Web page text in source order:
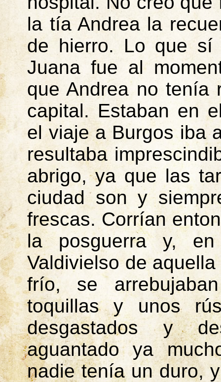
la tía Andrea la
de hierro. Lo que sí
Juana fue al
que Andrea no tenía
capital. Estaban en
el viaje a Burgos iba
resultaba
abrigo, ya que las
ciudad son y
frescas. Corrían
la posguerra y,
Valdivielso de
frío, se
toquillas y unos
desgastados y
aguantado ya
nadie tenía un duro,